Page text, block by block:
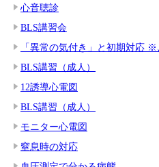
心音聴診
BLS講習会
「異常の気付き」と初期対応
BLS講習（成人）
12誘導心電図
BLS講習（成人）
モニター心電図
窒息時の対応